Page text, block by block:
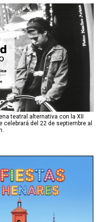
teatral alternativa con la XII
celebrará del 22 de septiembre al